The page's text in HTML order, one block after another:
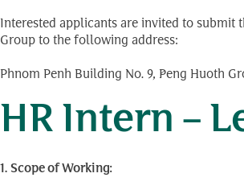
Interested applicants are invited to submit
Group to the following address:
Phnom Penh Building No. 9, Peng Huoth
HR Intern –
1. Scope of Working: